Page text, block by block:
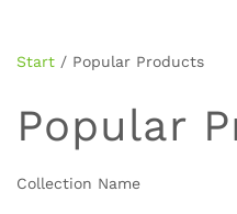
Start / Popular Products
Popular
Collection Name